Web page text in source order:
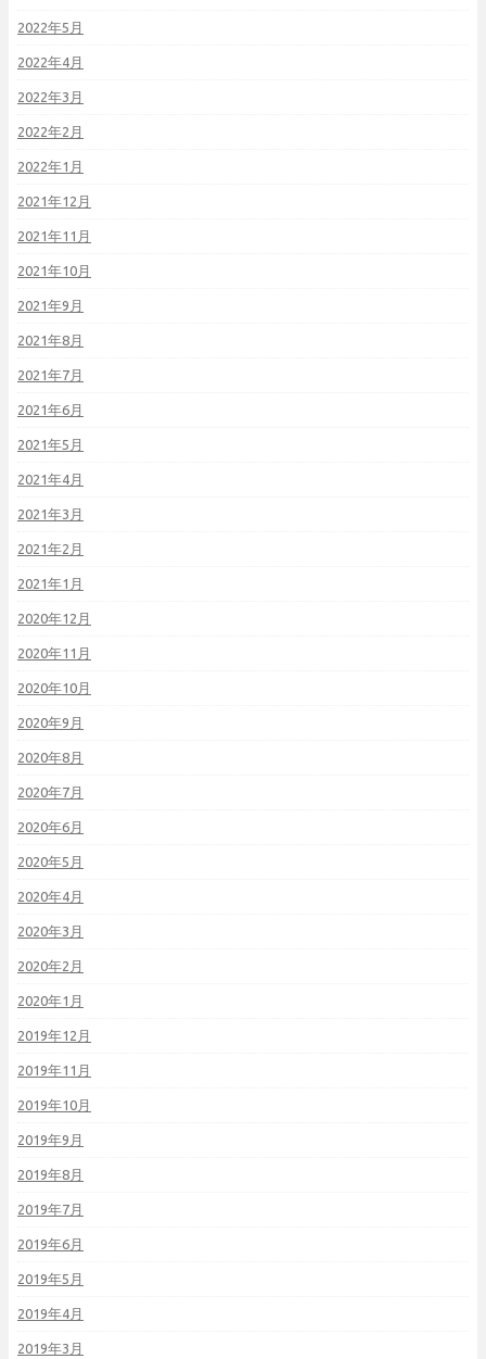
2022年5月
2022年4月
2022年3月
2022年2月
2022年1月
2021年12月
2021年11月
2021年10月
2021年9月
2021年8月
2021年7月
2021年6月
2021年5月
2021年4月
2021年3月
2021年2月
2021年1月
2020年12月
2020年11月
2020年10月
2020年9月
2020年8月
2020年7月
2020年6月
2020年5月
2020年4月
2020年3月
2020年2月
2020年1月
2019年12月
2019年11月
2019年10月
2019年9月
2019年8月
2019年7月
2019年6月
2019年5月
2019年4月
2019年3月